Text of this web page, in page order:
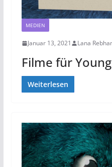
MEDIEN
Januar 13, 2021 Lana
Filme für
Weiterlesen